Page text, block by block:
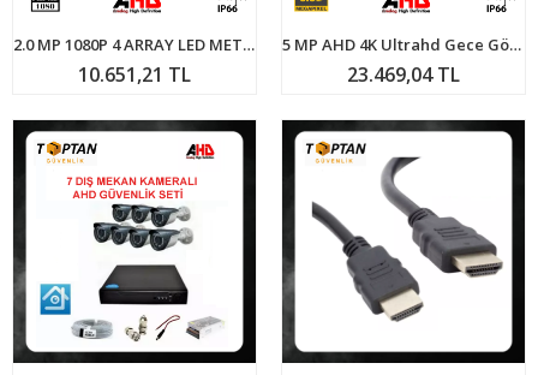
2.0 MP 1080P 4 ARRAY LED METAL KASA AHD KAMERA SU GEÇİRMEZ ARNA-2034 10'LU KOLİ
10.651,21 TL
5 MP AHD 4K Ultrahd Gece Görüşlü Dış Mekan Güvenlik Kamerası 10 ADET AVANTAJLI KOLİ ARNA-2095
23.469,04 TL